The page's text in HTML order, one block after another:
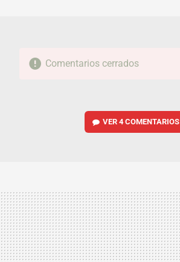
Comentarios cerrados
VER4 COMENTARIOS